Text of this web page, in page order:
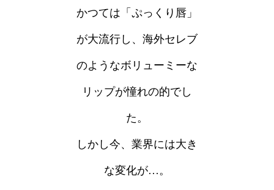
かつては「ぷっくり唇」
が大流行し、海外セレブ
のようなボリューミーな
リップが憧れの的でし
た。
しかし今、業界には大き
な変化が…。